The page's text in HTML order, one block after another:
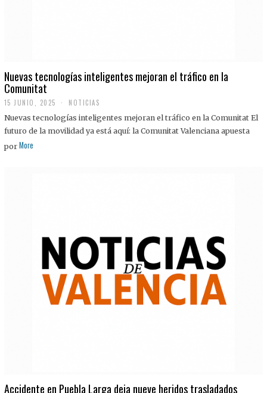
Nuevas tecnologías inteligentes mejoran el tráfico en la
Comunitat
15 JUNIO, 2025 NOTICIAS
Nuevas tecnologías inteligentes mejoran el tráfico en la Comunitat El
futuro de la movilidad ya está aquí: la Comunitat Valenciana apuesta
por More
Accidente en Puebla Larga deja nueve heridos trasladados